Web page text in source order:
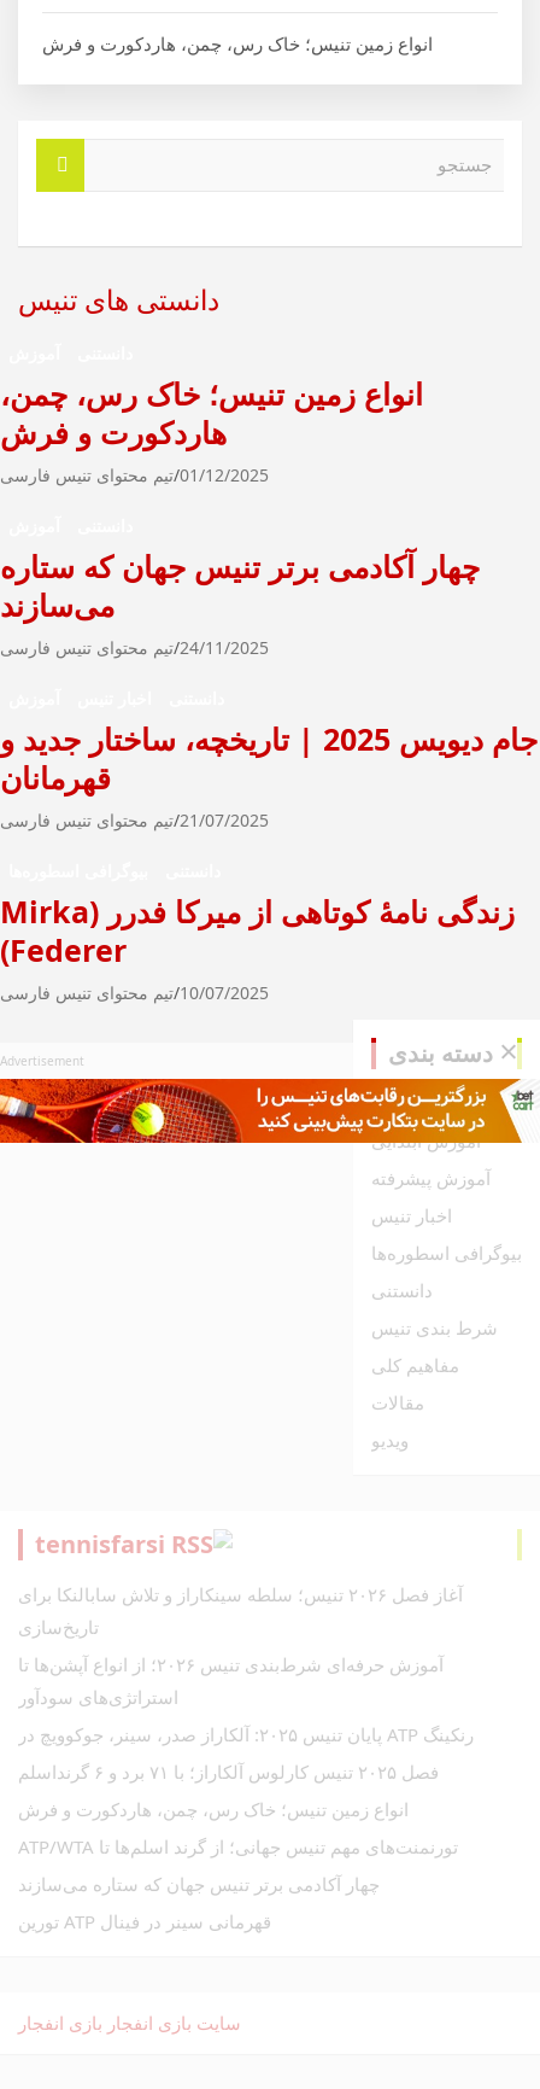
انواع زمین تنیس؛ خاک رس، چمن، هاردکورت و فرش
و
دانستی های تنیس
انواع زمین تنیس؛ خاک رس، چمن،
هاردکورت و فرش
01/12/2025 تیم محتوای تنیس فارسی
چهار آکادمی برتر تنیس جهان که ستاره
می‌سازند
24/11/2025 تیم محتوای تنیس فارسی
جام دیویس 2025 | تاریخچه، ساختار جدید و
قهرمانان
21/07/2025 تیم محتوای تنیس فارسی
زندگی نامۀ کوتاهی از میرکا فدرر (Mirka
Federer)
10/07/2025 تیم محتوای تنیس فارسی
دسته بندی
آموزش
آموزش ابتدایی
آموزش پیشرفته
اخبار تنیس
بیوگرافی اسطوره‌ها
دانستنی
شرط بندی تنیس
مفاهیم کلی
مقالات
ویدیو
tennisfarsi
آغاز فصل ۲۰۲۶ تنیس؛ سلطه سینکاراز و تلاش سابالنکا برای
تاریخ‌سازی
آموزش حرفه‌ای شرط‌بندی تنیس ۲۰۲۶؛ از انواع آپشن‌ها تا
استراتژی‌های سودآور
رنکینگ ATP پایان تنیس ۲۰۲۵: آلکاراز صدر، سینر، جوکوویچ در
فصل ۲۰۲۵ تنیس کارلوس آلکاراز؛ با ۷۱ برد و ۶ گرنداسلم
انواع زمین تنیس؛ خاک رس، چمن، هاردکورت و فرش
تورنمنت‌های مهم تنیس جهانی؛ از گرند اسلم‌ها تا ATP/WTA
چهار آکادمی برتر تنیس جهان که ستاره می‌سازند
قهرمانی سینر در فینال ATP تورین
سایت بازی انفجار بازی انفجار
Advertisement